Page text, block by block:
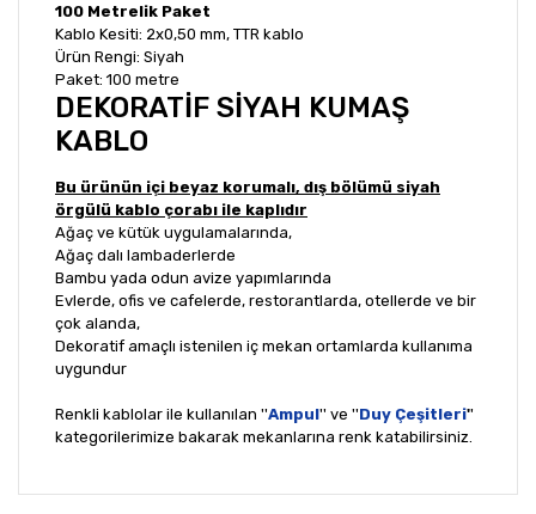
100 Metrelik Paket
Kablo Kesiti: 2x0,50 mm, TTR kablo
Ürün Rengi: Siyah
Paket: 100 metre
DEKORATİF SİYAH KUMAŞ
KABLO
Bu ürünün içi beyaz korumalı, dış bölümü siyah
örgülü kablo çorabı ile kaplıdır
Ağaç ve kütük uygulamalarında,
Ağaç dalı lambaderlerde
Bambu yada odun avize yapımlarında
Evlerde, ofis ve cafelerde, restorantlarda, otellerde ve bir
çok alanda,
Dekoratif amaçlı istenilen iç mekan ortamlarda kullanıma
uygundur
Renkli kablolar ile kullanılan ''Ampul'' ve ''Duy Çeşitleri''
kategorilerimize bakarak mekanlarına renk katabilirsiniz.
Bu ürünün fiyat bilgisi, resim, ürün açıklamalarında ve